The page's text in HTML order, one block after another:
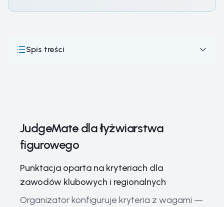
Spis treści
Najważniejsze Zawody i Mistrzostwa Łyżwiarstwa
Figurowego
Legendy Łyżwiarstwa Figurowego i Elitarni Zawodnicy:
Gwiazdy Lodu
JudgeMate dla łyżwiarstwa
figurowego
Punktacja oparta na kryteriach dla
zawodów klubowych i regionalnych
Organizator konfiguruje kryteria z wagami —